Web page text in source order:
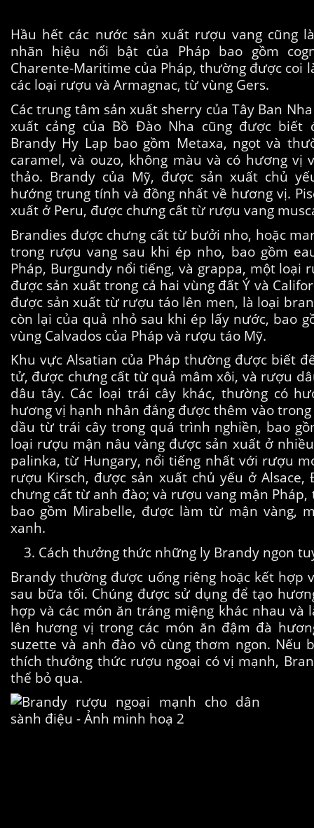
Hầu hết các nước sản xuất rượu vang cũng
nhãn hiệu nổi bật của Pháp bao gồm
Charente-Maritime của Pháp, thường được coi
các loại rượu và Armagnac, từ vùng Gers.
Các trung tâm sản xuất sherry của Tây Ban
xuất cảng của Bồ Đào Nha cũng được biết
Brandy Hy Lạp bao gồm Metaxa, ngọt và
caramel, và ouzo, không màu và có hương vị
thảo. Brandy của Mỹ, được sản xuất chủ
hướng trung tính và đồng nhất về hương vị.
xuất ở Peru, được chưng cất từ ​​rượu vang
Brandies được chưng cất từ ​​bưởi nho, hoặc
trong rượu vang sau khi ép nho, bao gồm
Pháp, Burgundy nổi tiếng, và grappa, một loại
được sản xuất trong cả hai vùng đất Ý và
được sản xuất từ ​​rượu táo lên men, là loại
còn lại của quả nhỏ sau khi ép lấy nước, bao
vùng Calvados của Pháp và rượu táo Mỹ.
Khu vực Alsatian của Pháp thường được biết
tử, được chưng cất từ ​​quả mâm xôi, và rượu
dâu tây. Các loại trái cây khác, thường có
hương vị hạnh nhân đắng được thêm vào
dầu từ trái cây trong quá trình nghiền, bao
loại rượu mận nâu vàng được sản xuất ở
palinka, từ Hungary, nổi tiếng nhất với rượu
rượu Kirsch, được sản xuất chủ yếu ở Alsace,
chưng cất từ ​​anh đào; và rượu vang mận Pháp,
bao gồm Mirabelle, được làm từ mận vàng,
xanh.
Cách thưởng thức những ly Brandy ngon
Brandy thường được uống riêng hoặc kết hợp
sau bữa tối. Chúng được sử dụng để tạo
hợp và các món ăn tráng miệng khác nhau và
lên hương vị trong các món ăn đậm đà
suzette và anh đào vô cùng thơm ngon. Nếu
thích thưởng thức rượu ngoại có vị mạnh,
thể bỏ qua.